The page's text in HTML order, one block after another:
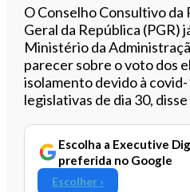
Ouvir este
O Conselho Consultivo da
Geral da República (PGR)
Ministério da
parecer sobre o voto dos
isolamento devido à
legislativas de dia 30, disse
Escolha a Executive
preferida no Google
Escolher ›